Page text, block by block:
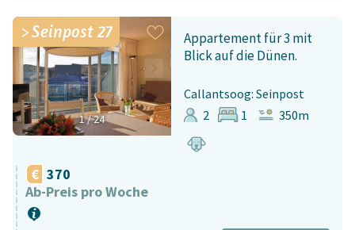
1/24
Seinpost 27
Appartement für 3 mit
Blick auf die Dünen.
Callantsoog: Seinpost
2
1 350m
370
Ab-Preis pro Woche